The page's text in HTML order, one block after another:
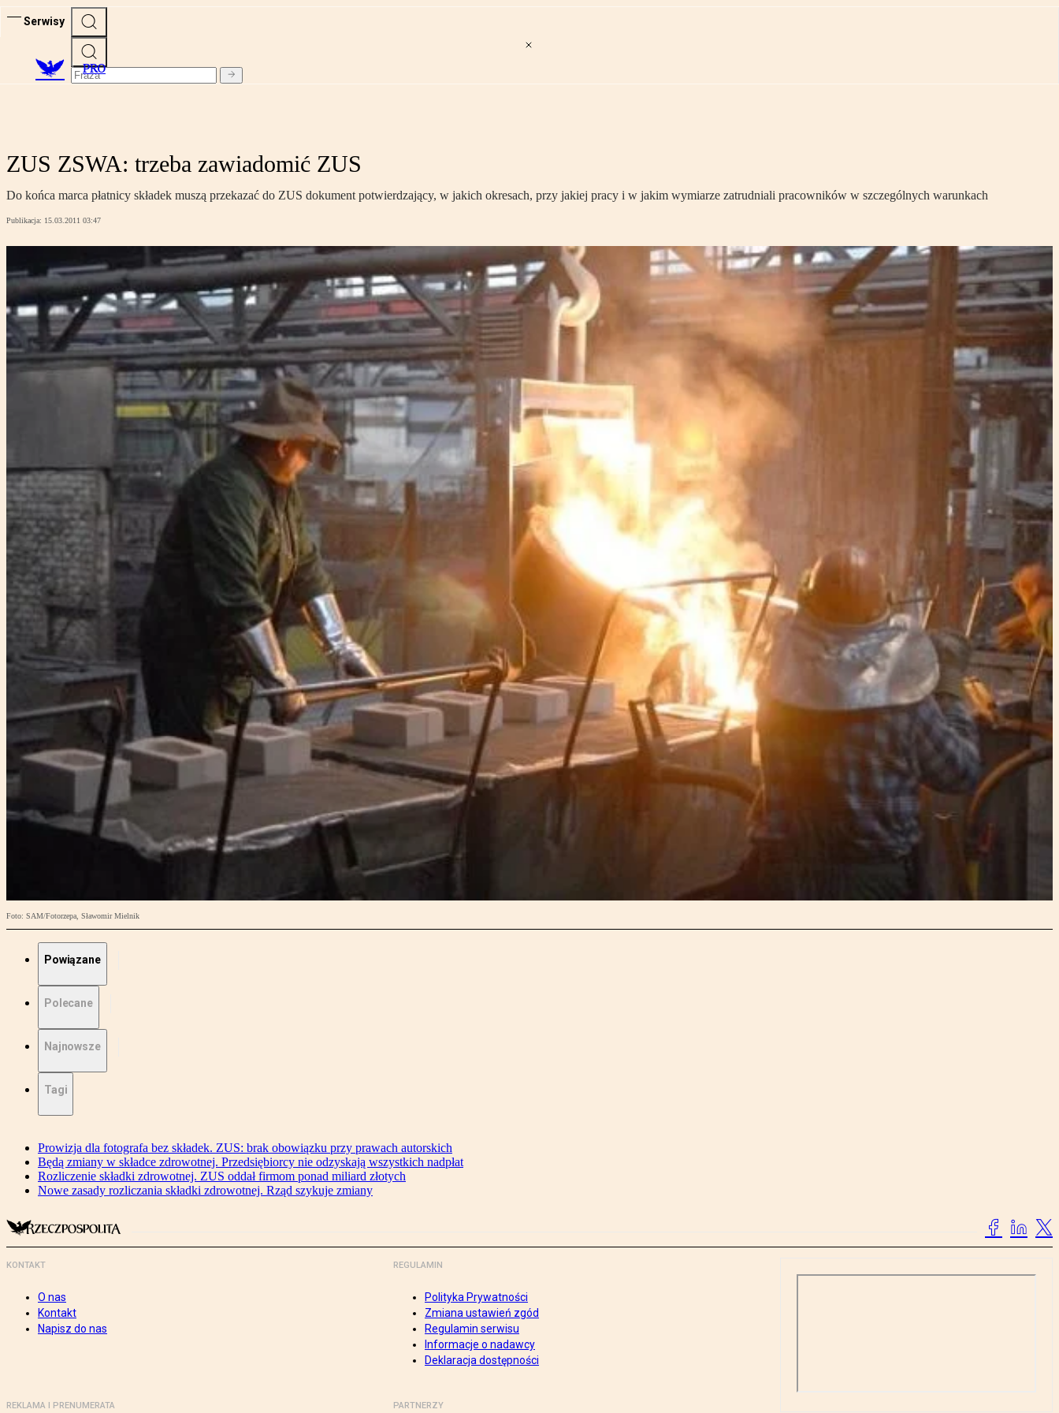
Serwisy
PRO
ZUS ZSWA: trzeba zawiadomić ZUS
Do końca marca płatnicy składek muszą przekazać do ZUS dokument potwierdzający, w jakich okresach, przy jakiej pracy i w jakim wymiarze zatrudniali pracowników w szczególnych warunkach
Publikacja: 15.03.2011 03:47
Foto: SAM/Fotorzepa, Sławomir Mielnik
Powiązane
Polecane
Najnowsze
Tagi
Prowizja dla fotografa bez składek. ZUS: brak obowiązku przy prawach autorskich
Będą zmiany w składce zdrowotnej. Przedsiębiorcy nie odzyskają wszystkich nadpłat
Rozliczenie składki zdrowotnej. ZUS oddał firmom ponad miliard złotych
Nowe zasady rozliczania składki zdrowotnej. Rząd szykuje zmiany
KONTAKT
O nas
Kontakt
Napisz do nas
REGULAMIN
Polityka Prywatności
Zmiana ustawień zgód
Regulamin serwisu
Informacje o nadawcy
Deklaracja dostępności
REKLAMA I PRENUMERATA PARTNERZY